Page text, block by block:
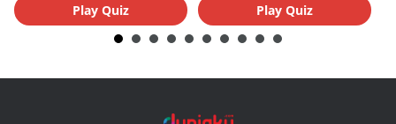
Play Quiz Play Quiz